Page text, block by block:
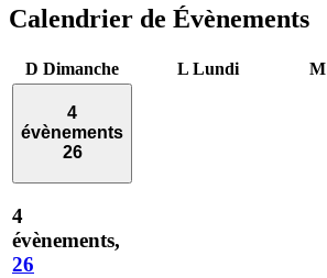
Calendrier de Évènements
D Dimanche L Lundi M
4
évènements
26
4
évènements,
26